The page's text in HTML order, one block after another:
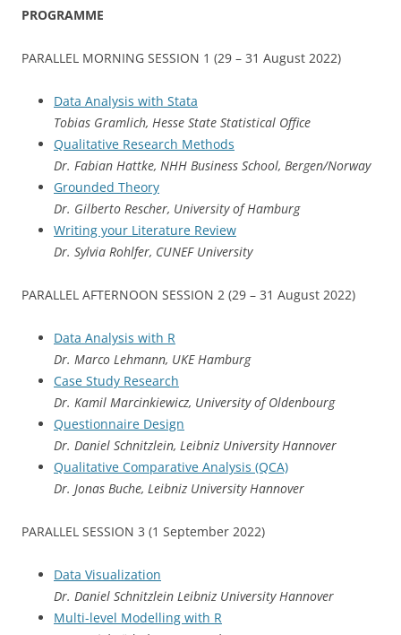
PROGRAMME
PARALLEL MORNING SESSION 1 (29 – 31 August 2022)
Data Analysis with Stata
Tobias Gramlich, Hesse State Statistical Office
Qualitative Research Methods
Dr. Fabian Hattke, NHH Business School, Bergen/Norway
Grounded Theory
Dr. Gilberto Rescher, University of Hamburg
Writing your Literature Review
Dr. Sylvia Rohlfer, CUNEF University
PARALLEL AFTERNOON SESSION 2 (29 – 31 August 2022)
Data Analysis with R
Dr. Marco Lehmann, UKE Hamburg
Case Study Research
Dr. Kamil Marcinkiewicz, University of Oldenbourg
Questionnaire Design
Dr. Daniel Schnitzlein, Leibniz University Hannover
Qualitative Comparative Analysis (QCA)
Dr. Jonas Buche, Leibniz University Hannover
PARALLEL SESSION 3 (1 September 2022)
Data Visualization
Dr. Daniel Schnitzlein Leibniz University Hannover
Multi-level Modelling with R